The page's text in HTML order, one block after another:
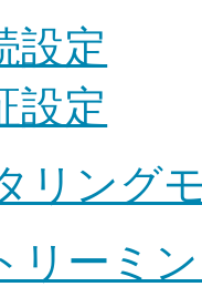
設定
設定
リング
リーミ